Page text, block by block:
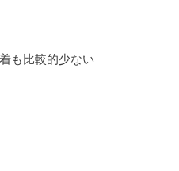
も比較的少ない